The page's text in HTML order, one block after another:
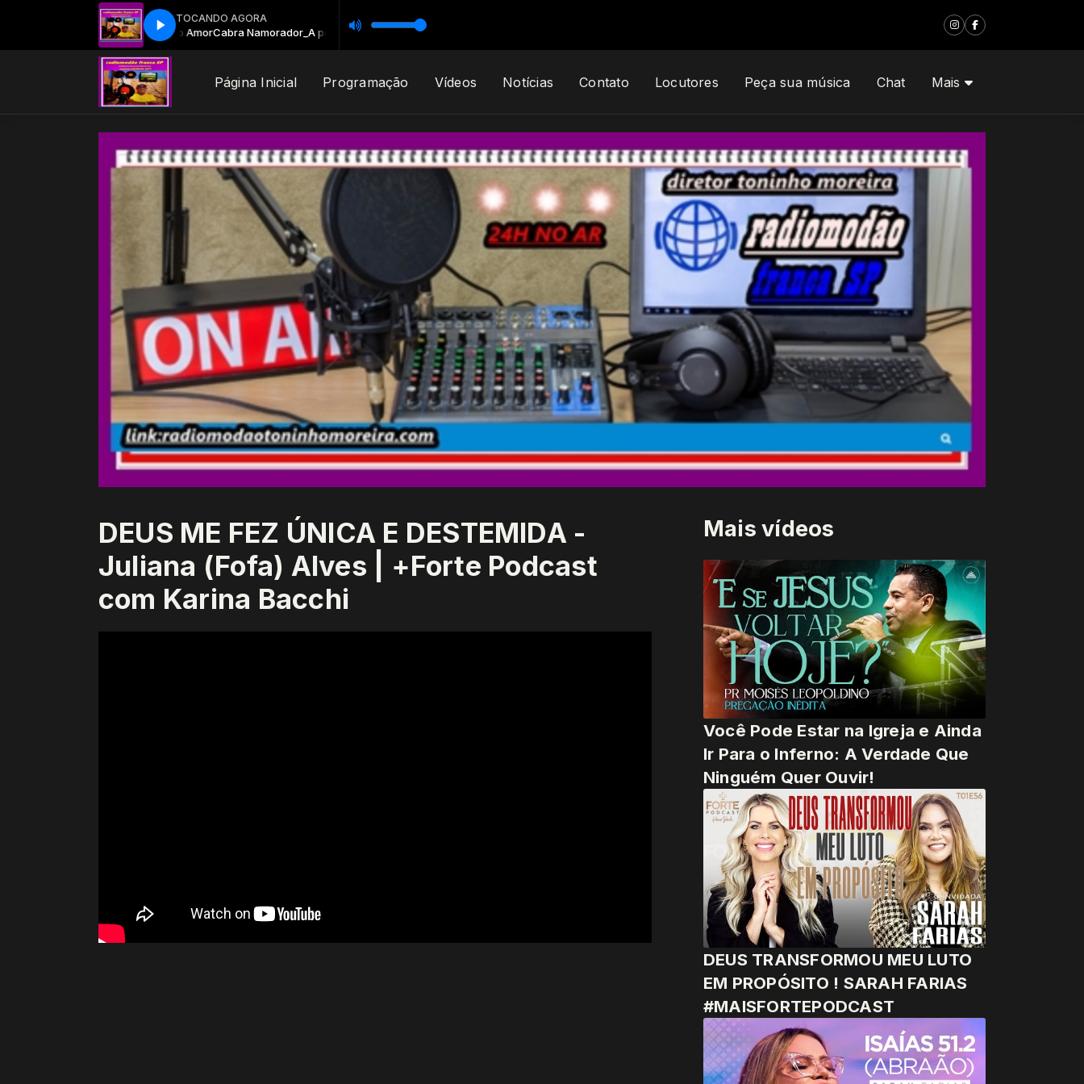
TOCANDO AGORA
Cabra Namorador_A pílular do AmorCabra Namorador_A pílular do Amor
Página Inicial Programação Vídeos Notícias Contato Locutores Peça sua música Chat Mais
DEUS ME FEZ ÚNICA E DESTEMIDA -
Juliana (Fofa) Alves | +Forte Podcast
com Karina Bacchi
Mais vídeos
Você Pode Estar na Igreja e Ainda
Ir Para o Inferno: A Verdade Que
Ninguém Quer Ouvir!
DEUS TRANSFORMOU MEU LUTO
EM PROPÓSITO ! SARAH FARIAS
#MAISFORTEPODCAST